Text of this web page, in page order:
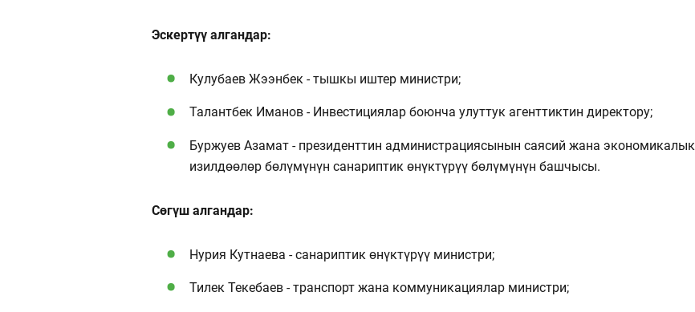
Эскертүү алгандар:
Кулубаев Жээнбек - тышкы иштер министри;
Талантбек Иманов - Инвестициялар боюнча улуттук агенттиктин директору;
Буржуев Азамат - президенттин администрациясынын саясий жана экономикалык
изилдөөлөр бөлүмүнүн санариптик өнүктүрүү бөлүмүнүн башчысы.
Сөгүш алгандар:
Нурия Кутнаева - санариптик өнүктүрүү министри;
Тилек Текебаев - транспорт жана коммуникациялар министри;